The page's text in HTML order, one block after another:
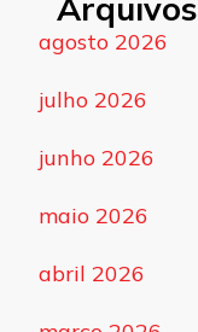
Arquivos
agosto 2026
julho 2026
junho 2026
maio 2026
abril 2026